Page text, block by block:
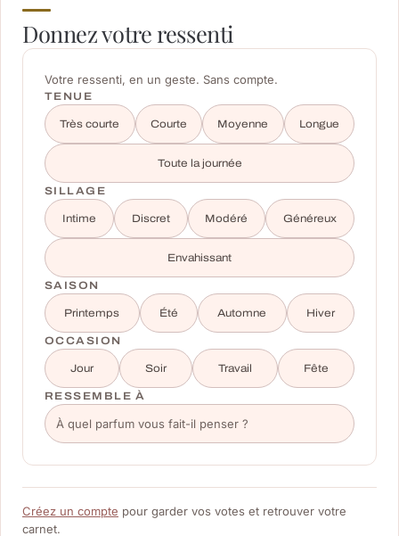
Donnez votre ressenti
Votre ressenti, en un geste. Sans compte.
TENUE
Très courte Courte Moyenne Longue
Toute la journée
SILLAGE
Intime Discret Modéré Généreux
Envahissant
SAISON
Printemps Été Automne Hiver
OCCASION
Jour Soir Travail Fête
RESSEMBLE À
Créez un compte pour garder vos votes et retrouver votre
carnet.